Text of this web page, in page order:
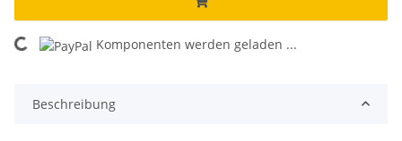
Loading... Komponenten werden geladen ...
Beschreibung